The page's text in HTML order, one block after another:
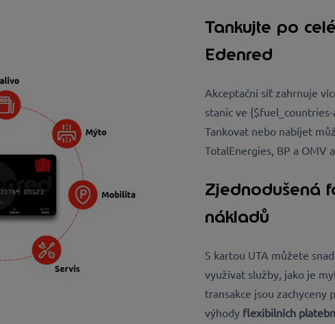
Tankujte po
Edenred
Akceptační síť zahrnuje
stanic ve
Tankovat nebo nabíjet
TotalEnergies, BP a OMV
Zjednodušená
nákladů
S kartou UTA můžete
využívat služby, jako je
transakce jsou zachyceny
výhody flexibilních